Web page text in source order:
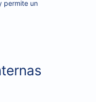
permite un